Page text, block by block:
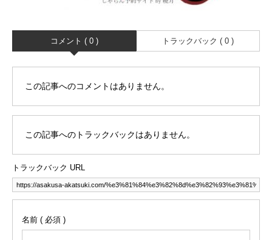
コメント ( 0 ) トラックバック ( 0 )
この記事へのコメントはありません。
この記事へのトラックバックはありません。
トラックバック URL
名前 ( 必須 )